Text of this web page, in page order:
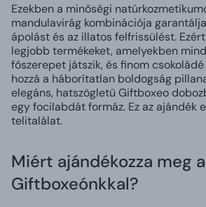
Ezekben a minőségi
mandulavirág kombinációja
ápolást és az illatos felfrissülést.
legjobb termékeket, amelyekben
főszerepet játszik, és finom
hozzá a háborítatlan boldogság
elegáns, hatszögletű Giftboxeo
egy focilabdát formáz. Ez az ajándék
telitalálat.
Miért ajándékozza meg
Giftboxeónkkal?